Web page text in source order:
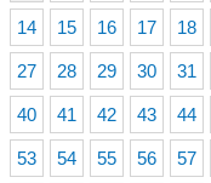
14 15 16 17 18
27 28 29 30 31
40 41 42 43 44
53 54 55 56 57